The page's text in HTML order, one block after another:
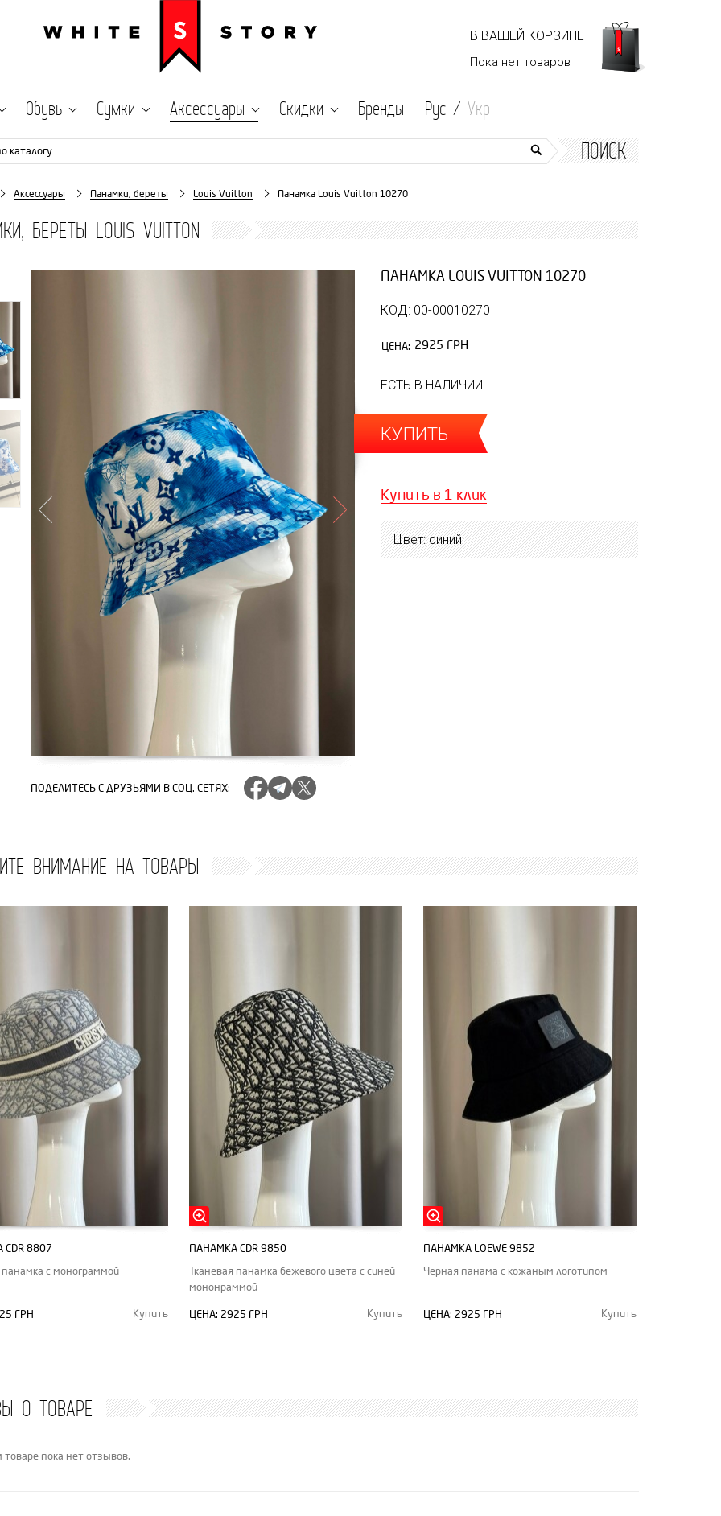
В ВАШЕЙ КОРЗИНЕ
Пока нет товаров
Обувь Сумки Аксессуары Скидки Бренды Рус / Укр
каталогу ПОИСК
Аксессуары Панамки, береты Louis Vuitton Панамка Louis Vuitton 10270
БЕРЕТЫ LOUIS VUITTON
ПОДЕЛИТЕСЬ С ДРУЗЬЯМИ В СОЦ. СЕТЯХ:
ПАНАМКА LOUIS VUITTON 10270
КОД: 00-00010270
ЦЕНА: 2925 ГРН
ЕСТЬ В НАЛИЧИИ
КУПИТЬ
Купить в 1 клик
Цвет: синий
ВНИМАНИЕ НА ТОВАРЫ
8807
панамка с монограммой
ГРН Купить
ПАНАМКА CDR 9850
Тканевая панамка бежевого цвета с синей
мононраммой
ЦЕНА: 2925 ГРН Купить
ПАНАМКА LOEWE 9852
Черная панама с кожаным логотипом
ЦЕНА: 2925 ГРН Купить
О ТОВАРЕ
пока нет отзывов.